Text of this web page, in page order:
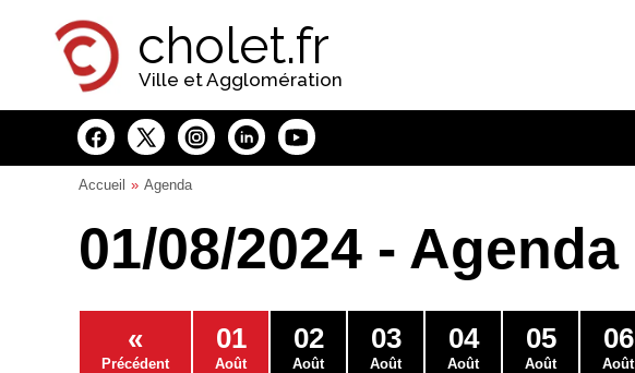
cholet.fr
Ville et Agglomération
Accueil Agenda
01/08/2024 - Agenda
«
Précédent
01
Août
02
Août
03
Août
04
Août
05
Août
06
Août